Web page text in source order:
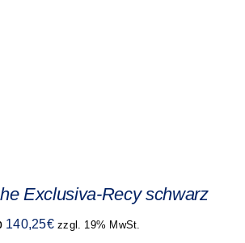
Exclusiva-Recy schwarz
140,25€ zzgl. 19% MwSt.